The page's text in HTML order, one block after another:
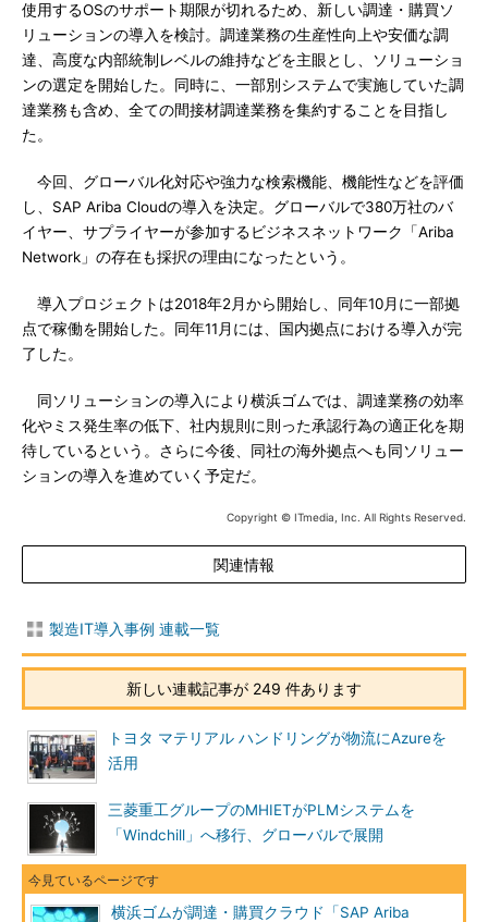
使用するOSのサポート期限が切れるため、新しい調達・購買ソ
リューションの導入を検討。調達業務の生産性向上や安価な調
達、高度な内部統制レベルの維持などを主眼とし、ソリューショ
ンの選定を開始した。同時に、一部別システムで実施していた調
達業務も含め、全ての間接材調達業務を集約することを目指し
た。
今回、グローバル化対応や強力な検索機能、機能性などを評価
し、SAP Ariba Cloudの導入を決定。グローバルで380万社のバ
イヤー、サプライヤーが参加するビジネスネットワーク「Ariba
Network」の存在も採択の理由になったという。
導入プロジェクトは2018年2月から開始し、同年10月に一部拠
点で稼働を開始した。同年11月には、国内拠点における導入が完
了した。
同ソリューションの導入により横浜ゴムでは、調達業務の効率
化やミス発生率の低下、社内規則に則った承認行為の適正化を期
待しているという。さらに今後、同社の海外拠点へも同ソリュー
ションの導入を進めていく予定だ。
Copyright © ITmedia, Inc. All Rights Reserved.
関連情報
製造IT導入事例 連載一覧
新しい連載記事が 249 件あります
トヨタ マテリアル ハンドリングが物流にAzureを
活用
三菱重工グループのMHIETがPLMシステムを
「Windchill」へ移行、グローバルで展開
横浜ゴムが調達・購買クラウド「SAP Ariba